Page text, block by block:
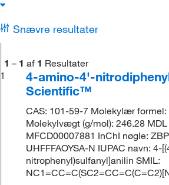
Snævre resultater
1 – 1 af 1 Resultater
1
4-amino-4'-
Scientific™
CAS: 101-59-7 Molekylær
Molekylvægt (g/mol): 246.28
MFCD00007881 InChI nøgle:
UHFFFAOYSA-N IUPAC navn: 4-
nitrophenyl)sulfanyl]anilin SMIL: